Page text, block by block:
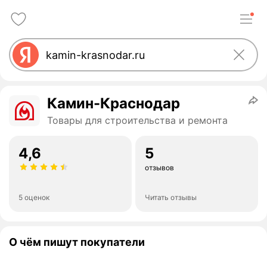
Камин-Краснодар
Товары для строительства и ремонта
4,6
5 оценок
5
отзывов
Читать отзывы
О чём пишут покупатели